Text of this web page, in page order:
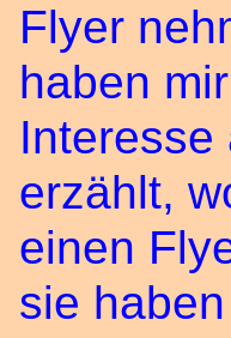
Flyer
haben
Interesse
erzählt,
einen
sie